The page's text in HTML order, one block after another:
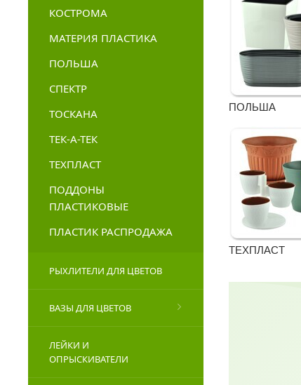
КОСТРОМА
МАТЕРИЯ ПЛАСТИКА
ПОЛЬША
СПЕКТР
ТОСКАНА
ТЕК-А-ТЕК
ТЕХПЛАСТ
ПОДДОНЫ
ПЛАСТИКОВЫЕ
ПЛАСТИК РАСПРОДАЖА
РЫХЛИТЕЛИ ДЛЯ ЦВЕТОВ
ВАЗЫ ДЛЯ ЦВЕТОВ
ЛЕЙКИ И
ОПРЫСКИВАТЕЛИ
ПОЛЬША
ТЕХПЛАСТ